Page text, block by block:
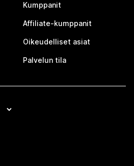
Kumppanit
Affiliate-kumppanit
Oikeudelliset asiat
Palvelun tila